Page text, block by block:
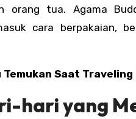
orang tua. Agama
cara berpakaian,
Temukan Saat
hari yang